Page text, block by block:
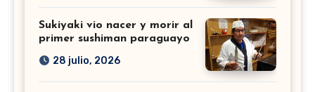
Sukiyaki vio nacer y morir al
primer sushiman paraguayo
28 julio, 2026